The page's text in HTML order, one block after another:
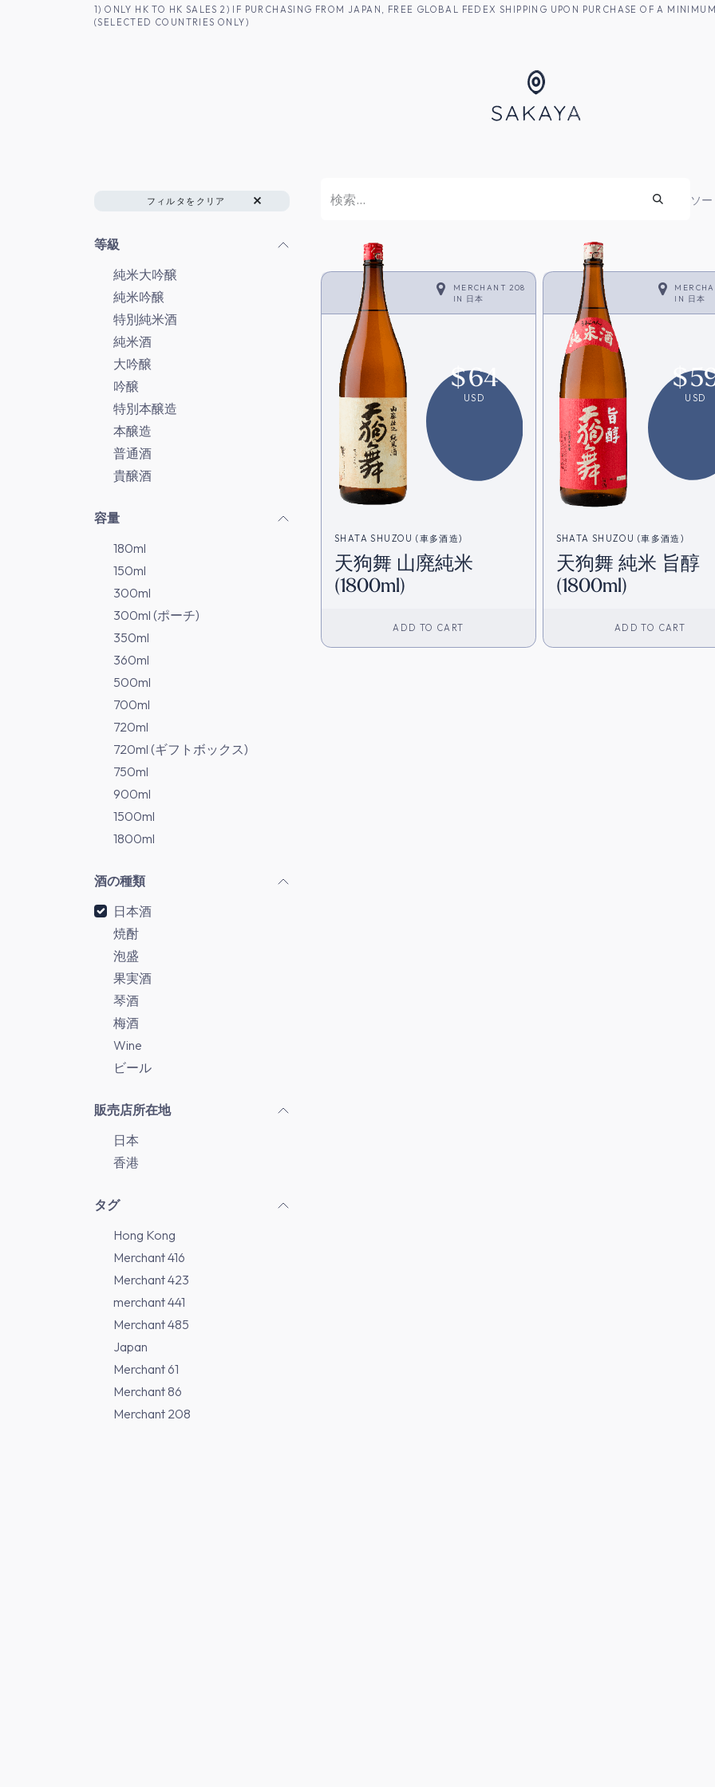
コンテンツへスキップ1) ONLY HK TO HK SALES 2) IF PURCHASING FROM JAPAN, FREE GLOBAL FEDEX SHIPPING UPON PURCHASE OF A
(SELECTED COUNTRIES ONLY)
フィルタをクリア
等級
純米大吟醸
純米吟醸
特別純米酒
純米酒
大吟醸
吟醸
特別本醸造
本醸造
普通酒
貴醸酒
容量
180ml
150ml
300ml
300ml (ポーチ)
350ml
360ml
500ml
700ml
720ml
720ml (ギフトボックス)
750ml
900ml
1500ml
1800ml
酒の種類
日本酒
焼酎
泡盛
果実酒
琴酒
梅酒
Wine
ビール
販売店所在地
日本
香港
タグ
Hong Kong
Merchant 416
Merchant 423
merchant 441
Merchant 485
Japan
Merchant 61
Merchant 86
Merchant 208
ソ
MERCHANT 208
IN 日本
$64
USD
SHATA SHUZOU (車多酒造)
天狗舞 山廃純米
(1800ml)
ADD TO CART
IN 日本
$
USD
SHATA SHUZOU (車多酒造)
天狗舞 純米 旨醇
(1800ml)
ADD TO CART